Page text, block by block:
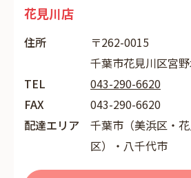
花見川店
住所
〒262-0015
千葉市花見川区宮
TEL
043-290-6620
FAX
043-290-6620
配達エリア
千葉市（美浜区・
区）・八千代市